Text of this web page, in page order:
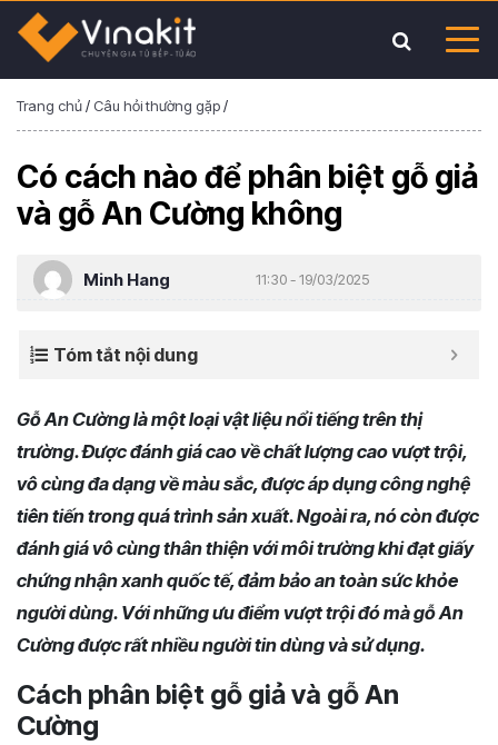
Trang chủ/ Câu hỏi thường gặp/
Có cách nào để phân biệt gỗ giả
và gỗ An Cường không
Minh Hang 11:30 - 19/03/2025
Tóm tắt nội dung
Gỗ An Cường là một loại vật liệu nổi tiếng trên thị
trường. Được đánh giá cao về chất lượng cao vượt trội,
vô cùng đa dạng về màu sắc, được áp dụng công nghệ
tiên tiến trong quá trình sản xuất. Ngoài ra, nó còn được
đánh giá vô cùng thân thiện với môi trường khi đạt giấy
chứng nhận xanh quốc tế, đảm bảo an toàn sức khỏe
người dùng. Với những ưu điểm vượt trội đó mà gỗ An
Cường được rất nhiều người tin dùng và sử dụng.
Cách phân biệt gỗ giả và gỗ An
Cường